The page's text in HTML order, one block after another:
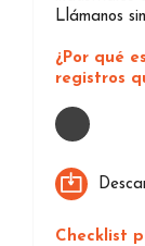
Llámanos
¿Por qué
registros
Loading...
Checklist